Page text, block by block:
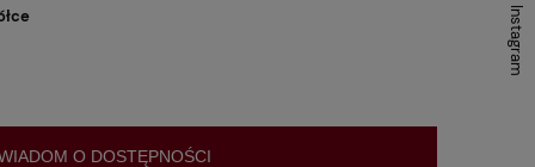
O DOSTĘPNOŚCI
Instagram